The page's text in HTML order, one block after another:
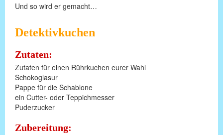
Und so wird er gemacht…
Detektivkuchen
Zutaten:
Zutaten für einen Rührkuchen eurer Wahl
Schokoglasur
Pappe für die Schablone
ein Cutter- oder Teppichmesser
Puderzucker
Zubereitung: